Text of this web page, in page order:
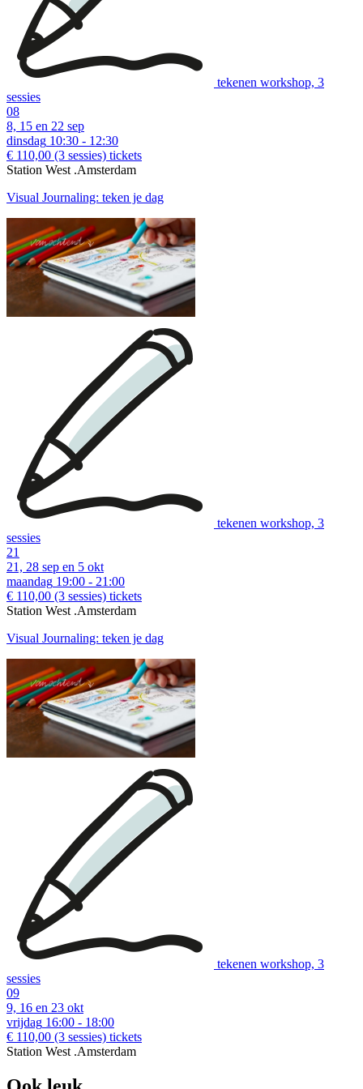
download:Nederlandstalige bon|English voucher
Voorbeelden van creatieve workshops tot €37:
Nederlandstalige bon| English voucher
Voorbeelden van creatieve workshops tot €110:
tekenen workshop, 3
sessies
08
8, 15 en 22 sep
dinsdag 10:30 - 12:30
€ 110,00 (3 sessies) tickets
Station West .Amsterdam
Visual Journaling: teken je dag
tekenen workshop, 3
sessies
21
21, 28 sep en 5 okt
maandag 19:00 - 21:00
€ 110,00 (3 sessies) tickets
Station West .Amsterdam
Visual Journaling: teken je dag
tekenen workshop, 3
sessies
09
9, 16 en 23 okt
vrijdag 16:00 - 18:00
€ 110,00 (3 sessies) tickets
Station West .Amsterdam